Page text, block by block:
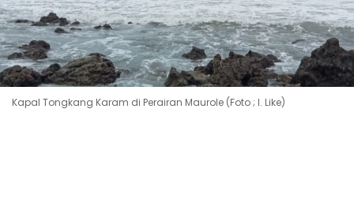
Kapal Tongkang Karam di Perairan Maurole (Foto ; I. Like)